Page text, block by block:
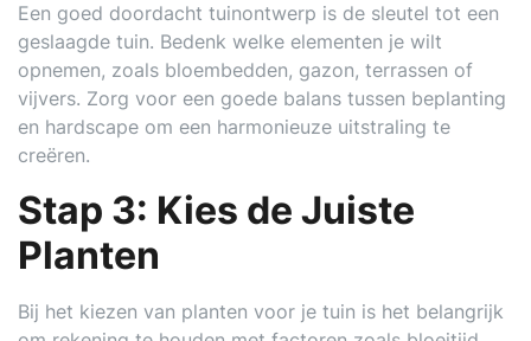
Een goed doordacht tuinontwerp is de sleutel tot een
geslaagde tuin. Bedenk welke elementen je wilt
opnemen, zoals bloembedden, gazon, terrassen of
vijvers. Zorg voor een goede balans tussen beplanting
en hardscape om een harmonieuze uitstraling te
creëren.
Stap 3: Kies de Juiste
Planten
Bij het kiezen van planten voor je tuin is het belangrijk